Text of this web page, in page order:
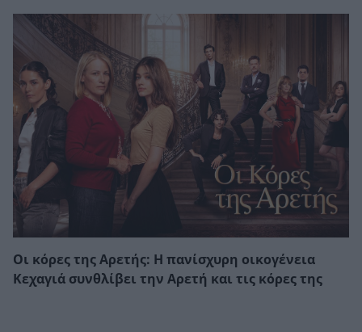
Οι κόρες της Αρετής: Η πανίσχυρη οικογένεια
Κεχαγιά συνθλίβει την Αρετή και τις κόρες της